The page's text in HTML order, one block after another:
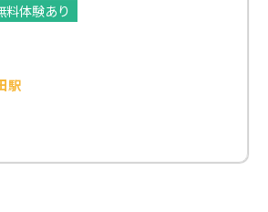
料体験あり
駅